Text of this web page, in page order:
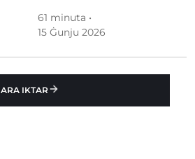
61 minuta •
15 Ġunju 2026
ARA IKTAR